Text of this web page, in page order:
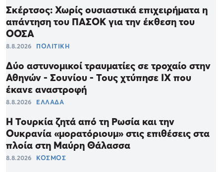
Σκέρτσος: Χωρίς ουσιαστικά επιχειρήματα η
απάντηση του ΠΑΣΟΚ για την έκθεση του
ΟΟΣΑ
8.8.2026 ΠΟΛΙΤΙΚΗ
Δύο αστυνομικοί τραυματίες σε τροχαίο στην
Αθηνών - Σουνίου - Τους χτύπησε ΙΧ που
έκανε αναστροφή
8.8.2026 ΕΛΛΑΔΑ
Η Τουρκία ζητά από τη Ρωσία και την
Ουκρανία «μορατόριουμ» στις επιθέσεις στα
πλοία στη Μαύρη Θάλασσα
8.8.2026 ΚΟΣΜΟΣ